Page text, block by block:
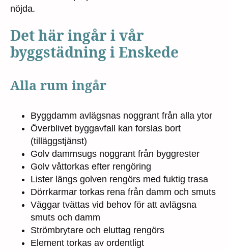
nöjda.
Det här ingår i vår
byggstädning i Enskede
Alla rum ingår
Byggdamm avlägsnas noggrant från alla ytor
Överblivet byggavfall kan forslas bort
(tilläggstjänst)
Golv dammsugs noggrant från byggrester
Golv våttorkas efter rengöring
Lister längs golven rengörs med fuktig trasa
Dörrkarmar torkas rena från damm och smuts
Väggar tvättas vid behov för att avlägsna
smuts och damm
Strömbrytare och eluttag rengörs
Element torkas av ordentligt